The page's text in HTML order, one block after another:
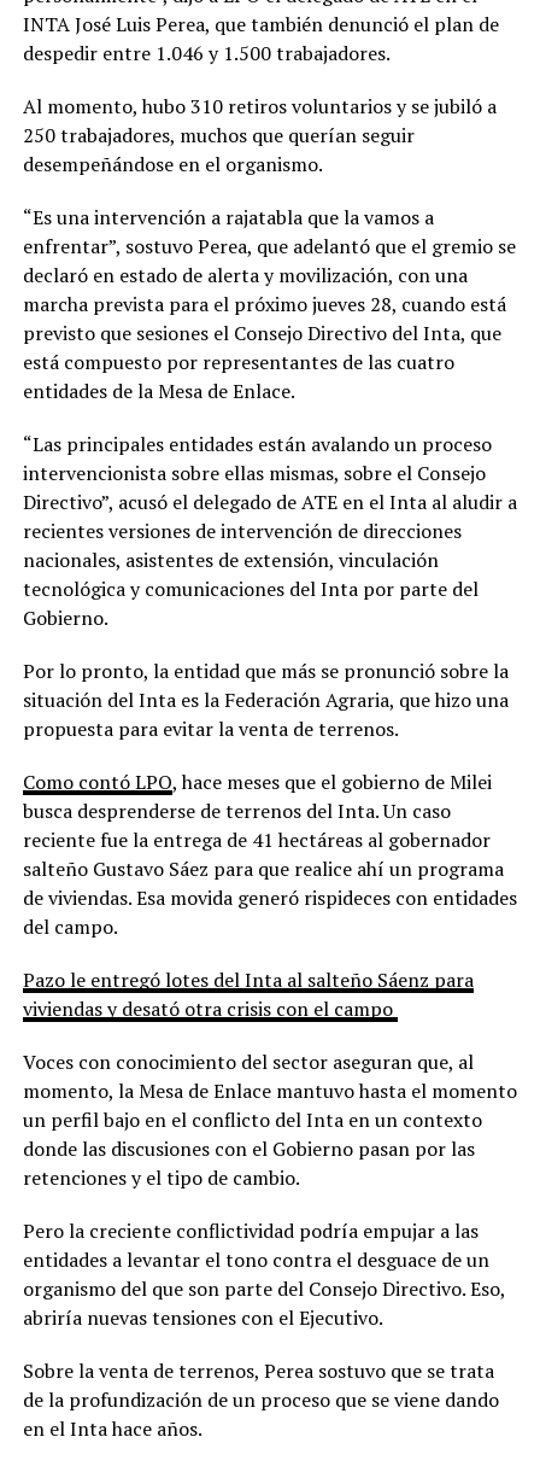
INTA José Luis Perea, que también denunció el plan de
despedir entre 1.046 y 1.500 trabajadores.
Al momento, hubo 310 retiros voluntarios y se jubiló a
250 trabajadores, muchos que querían seguir
desempeñándose en el organismo.
“Es una intervención a rajatabla que la vamos a
enfrentar”, sostuvo Perea, que adelantó que el gremio se
declaró en estado de alerta y movilización, con una
marcha prevista para el próximo jueves 28, cuando está
previsto que sesiones el Consejo Directivo del Inta, que
está compuesto por representantes de las cuatro
entidades de la Mesa de Enlace.
“Las principales entidades están avalando un proceso
intervencionista sobre ellas mismas, sobre el Consejo
Directivo”, acusó el delegado de ATE en el Inta al aludir a
recientes versiones de intervención de direcciones
nacionales, asistentes de extensión, vinculación
tecnológica y comunicaciones del Inta por parte del
Gobierno.
Por lo pronto, la entidad que más se pronunció sobre la
situación del Inta es la Federación Agraria, que hizo una
propuesta para evitar la venta de terrenos.
Como contó LPO, hace meses que el gobierno de Milei
busca desprenderse de terrenos del Inta. Un caso
reciente fue la entrega de 41 hectáreas al gobernador
salteño Gustavo Sáez para que realice ahí un programa
de viviendas. Esa movida generó rispideces con entidades
del campo.
Pazo le entregó lotes del Inta al salteño Sáenz para
viviendas y desató otra crisis con el campo
Voces con conocimiento del sector aseguran que, al
momento, la Mesa de Enlace mantuvo hasta el momento
un perfil bajo en el conflicto del Inta en un contexto
donde las discusiones con el Gobierno pasan por las
retenciones y el tipo de cambio.
Pero la creciente conflictividad podría empujar a las
entidades a levantar el tono contra el desguace de un
organismo del que son parte del Consejo Directivo. Eso,
abriría nuevas tensiones con el Ejecutivo.
Sobre la venta de terrenos, Perea sostuvo que se trata
de la profundización de un proceso que se viene dando
en el Inta hace años.